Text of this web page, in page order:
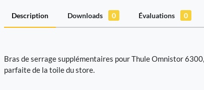
Description Downloads 0 Évaluations 0
Bras de serrage supplémentaires pour Thule Omnistor
parfaite de la toile du store.